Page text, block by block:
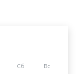
Сб Вс